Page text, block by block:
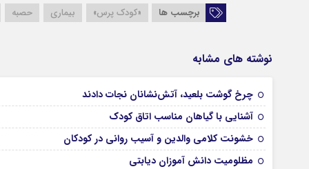
برچسب ها «کودک پرس» بیماری حصبه
نوشته های مشابه
چرخ گوشت بلعید، آتش‌نشانان نجات دادند
آشنایی با گیاهان مناسب اتاق کودک
خشونت کلامی والدین و آسیب روانی در کودکان
مظلومیت دانش آموزان دیابتی